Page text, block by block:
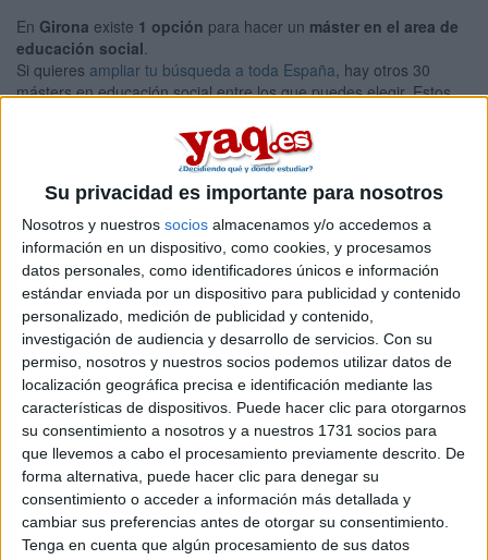
Su privacidad es importante para nosotros
Nosotros y nuestros socios almacenamos y/o accedemos a
información en un dispositivo, como cookies, y procesamos
datos personales, como identificadores únicos e información
estándar enviada por un dispositivo para publicidad y contenido
personalizado, medición de publicidad y contenido,
investigación de audiencia y desarrollo de servicios. Con su
permiso, nosotros y nuestros socios podemos utilizar datos de
localización geográfica precisa e identificación mediante las
características de dispositivos. Puede hacer clic para otorgarnos
su consentimiento a nosotros y a nuestros 1731 socios para
que llevemos a cabo el procesamiento previamente descrito. De
forma alternativa, puede hacer clic para denegar su
consentimiento o acceder a información más detallada y
cambiar sus preferencias antes de otorgar su consentimiento.
Tenga en cuenta que algún procesamiento de sus datos
En Girona existe 1 opción para hacer un máster en el area de
educación social.
Si quieres ampliar tu búsqueda a toda España, hay otros 30
másters en educación social entre los que puedes elegir. Estos
Máster Universitario en
Atención a la Diversidad en una Educación
Inclusiva
UNIVERSITAT DE GIRONA
(Universidad Pública)
Tipo:
Máster
Pídeles información ¡GRATIS!
Seleccionar por provincia
Almería(1)
Asturias(1)
Barcelona(5)
Burgos(1)
A Coruña(1)
Córdoba(1)